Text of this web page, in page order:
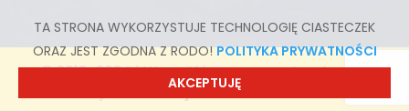
© 2018-2024 | Wszystkie prawa zastrzeżone
Rekurencja.com
TA STRONA WYKORZYSTUJE TECHNOLOGIĘ CIASTECZEK
ORAZ JEST ZGODNA Z RODO!POLITYKA PRYWATNOŚCI
AKCEPTUJĘ